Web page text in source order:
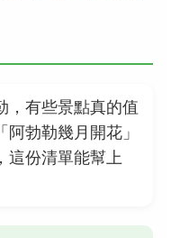
，有些景點真的值
勃勒幾月開花」
這份清單能幫上